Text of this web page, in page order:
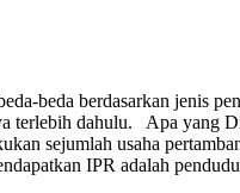
beda berdasarkan jenis
terlebih dahulu. Apa yang
sejumlah usaha
IPR adalah